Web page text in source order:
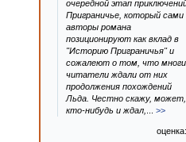
очередной этап
Приграничье, который сами
авторы романа
позиционируют как вклад в
"Историю Приграничья" и
сожалеют о том, что
читатели ждали от них
продолжения похождений
Льда. Честно скажу, может,
кто-нибудь и ждал,
>>